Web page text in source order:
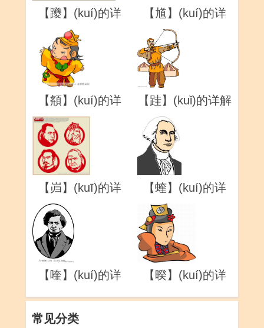
【躨】(kuí)的详
【馗】(kuí)的详
【頯】(kuí)的详
解
【跬】(kuǐ)的详解
【岿】(kuī)的详
【蝰】(kuí)的详
【喹】(kuí)的详
【暌】(kuí)的详
常见分类